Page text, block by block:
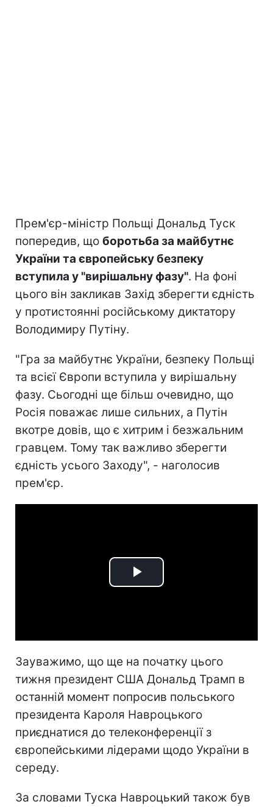
Прем'єр-міністр Польщі Дональд Туск
попередив, що боротьба за майбутнє
України та європейську безпеку
вступила у "вирішальну фазу". На фоні
цього він закликав Захід зберегти єдність
у протистоянні російському диктатору
Володимиру Путіну.
"Гра за майбутнє України, безпеку Польщі
та всієї Європи вступила у вирішальну
фазу. Сьогодні ще більш очевидно, що
Росія поважає лише сильних, а Путін
вкотре довів, що є хитрим і безжальним
гравцем. Тому так важливо зберегти
єдність усього Заходу", - наголосив
прем'єр.
Play
Зауважимо, що ще на початку цього
тижня президент США Дональд Трамп в
останній момент попросив польського
президента Кароля Навроцького
приєднатися до телеконференції з
європейськими лідерами щодо України в
середу.
За словами Туска Навроцький також був